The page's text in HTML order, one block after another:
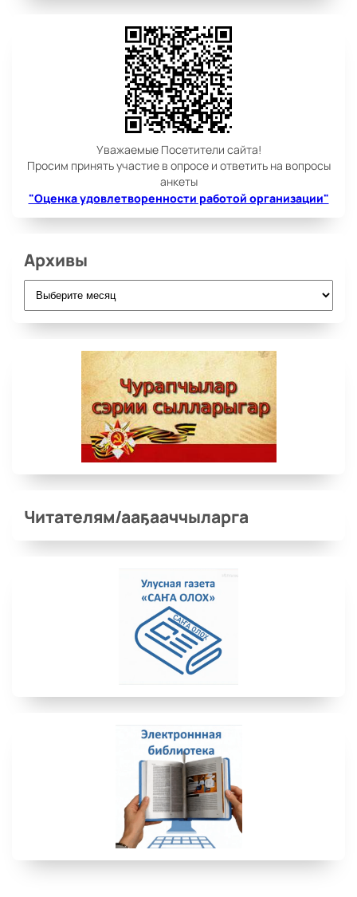
Уважаемые Посетители сайта!
Просим принять участие в опросе и ответить на вопросы
анкеты
"Оценка удовлетворенности работой организации"
Архивы
Архивы
Читателям/ааҕааччыларга